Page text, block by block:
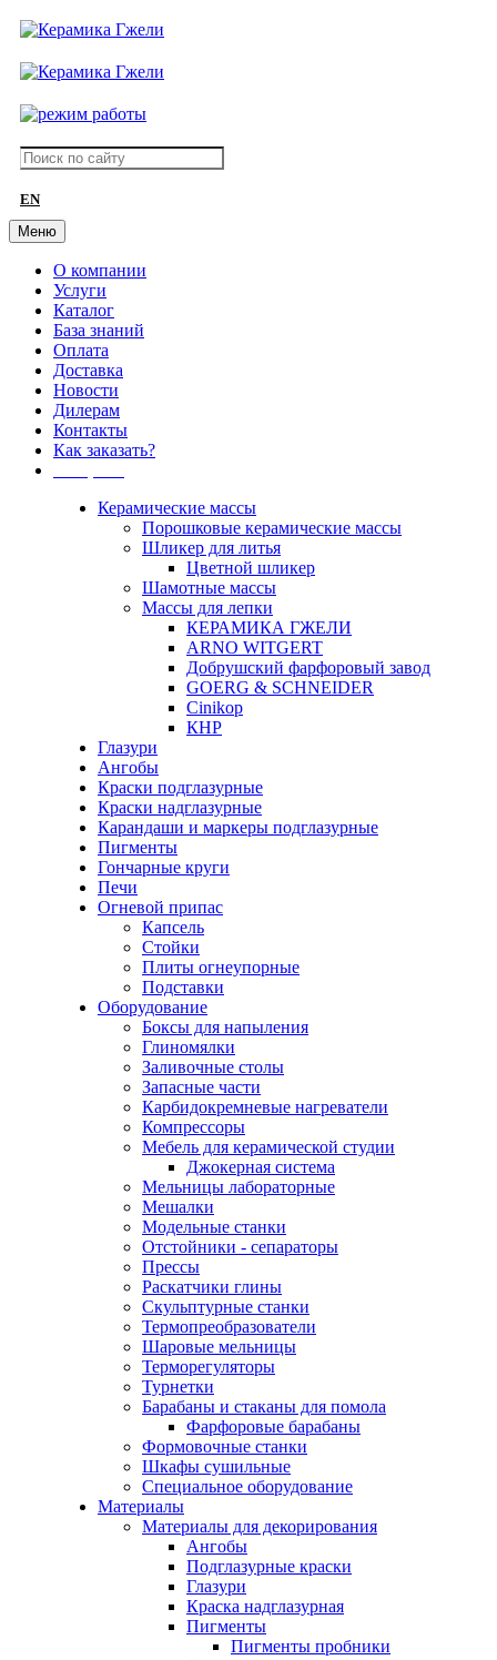
EN
Меню
О компании
Услуги
Каталог
База знаний
Оплата
Доставка
Новости
Дилерам
Контакты
Как заказать?
Керамические массы
Порошковые керамические массы
Шликер для литья
Цветной шликер
Шамотные массы
Массы для лепки
КЕРАМИКА ГЖЕЛИ
ARNO WITGERT
Добрушский фарфоровый завод
GOERG & SCHNEIDER
Cinikop
КНР
Глазури
Ангобы
Краски подглазурные
Краски надглазурные
Карандаши и маркеры подглазурные
Пигменты
Гончарные круги
Печи
Огневой припас
Капсель
Стойки
Плиты огнеупорные
Подставки
Оборудование
Боксы для напыления
Глиномялки
Заливочные столы
Запасные части
Карбидокремневые нагреватели
Компрессоры
Мебель для керамической студии
Джокерная система
Мельницы лабораторные
Мешалки
Модельные станки
Отстойники - сепараторы
Прессы
Раскатчики глины
Скульптурные станки
Термопреобразователи
Шаровые мельницы
Терморегуляторы
Турнетки
Барабаны и стаканы для помола
Фарфоровые барабаны
Формовочные станки
Шкафы сушильные
Специальное оборудование
Материалы
Материалы для декорирования
Ангобы
Подглазурные краски
Глазури
Краска надглазурная
Пигменты
Пигменты пробники